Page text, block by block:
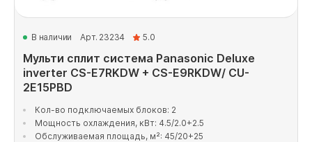
В наличии Арт. 23234 5.0
Мульти сплит система Panasonic Deluxe
inverter CS-E7RKDW + CS-E9RKDW/ CU-
2E15PBD
Кол-во подключаемых блоков: 2
Мощность охлаждения, кВт: 4.5/2.0+2.5
Обслуживаемая площадь, м²: 45/20+25